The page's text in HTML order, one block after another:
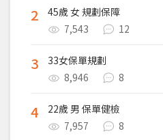
2
45歲 女 規劃保障
7,543
12
3
33女保單規劃
8,946
8
4
22歲 男 保單健檢
7,957
8